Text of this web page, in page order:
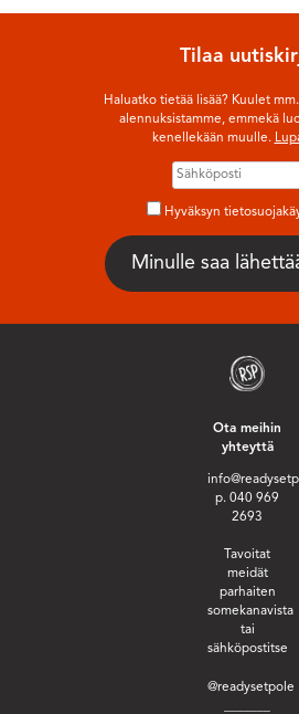
Tilaa
Haluatko tietää lisää? Kuulet
alennuksistamme, emmekä
kenellekään muulle.
Hyväksyn
Ota meihin
yhteyttä
p. 040 969
2693
Tavoitat
meidät
parhaiten
somekanavista
tai
sähköpostitse
@readysetpole